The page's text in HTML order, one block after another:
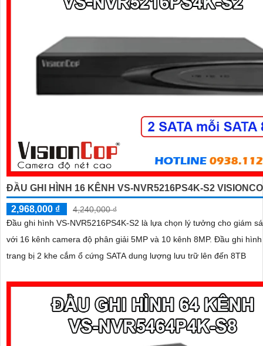
ĐẦU GHI HÌNH 16 KÊNH VS-NVR5216PS4K-S2
2,968,000 ₫
4,240,000 ₫
Đầu ghi hình VS-NVR5216PS4K-S2 là lựa chọn lý tưởng cho giám
với 16 kênh camera độ phân giải 5MP và 10 kênh 8MP. Đầu ghi hình được
trang bị 2 khe cắm ổ cứng SATA dung lượng lưu trữ lên đến 8TB